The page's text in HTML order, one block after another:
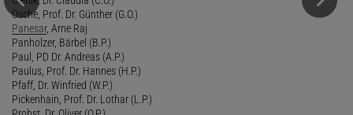
Osche, Prof. Dr. Günther (G.O.)
Panesar, Arne Raj
Panholzer, Bärbel (B.P.)
Paul, PD Dr. Andreas (A.P.)
Paulus, Prof. Dr. Hannes (H.P.)
Pfaff, Dr. Winfried (W.P.)
Pickenhain, Prof. Dr. Lothar (L.P.)